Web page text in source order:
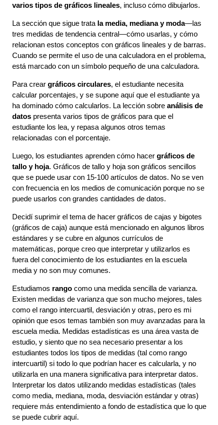
varios tipos de gráficos lineales, incluso cómo dibujarlos.
La sección que sigue trata la media, mediana y moda—las
tres medidas de tendencia central—cómo usarlas, y cómo
relacionan estos conceptos con gráficos lineales y de barras.
Cuando se permite el uso de una calculadora en el problema,
está marcado con un símbolo pequeño de una calculadora.
Para crear gráficos circulares, el estudiante necesita
calcular porcentajes, y se supone aquí que el estudiante ya
ha dominado cómo calcularlos. La lección sobre análisis de
datos presenta varios tipos de gráficos para que el
estudiante los lea, y repasa algunos otros temas
relacionadas con el porcentaje.
Luego, los estudiantes aprenden cómo hacer gráficos de
tallo y hoja. Gráficos de tallo y hoja son gráficos sencillos
que se puede usar con 15-100 artículos de datos. No se ven
con frecuencia en los medios de comunicación porque no se
puede usarlos con grandes cantidades de datos.
Decidí suprimir el tema de hacer gráficos de cajas y bigotes
(gráficos de caja) aunque está mencionado en algunos libros
estándares y se cubre en algunos currículos de
matemáticas, porque creo que interpretar y utilizarlos es
fuera del conocimiento de los estudiantes en la escuela
media y no son muy comunes.
Estudiamos rango como una medida sencilla de varianza.
Existen medidas de varianza que son mucho mejores, tales
como el rango intercuartil, desviación y otras, pero es mi
opinión que esos temas también son muy avanzadas para la
escuela media. Medidas estadísticas es una área vasta de
estudio, y siento que no sea necesario presentar a los
estudiantes todos los tipos de medidas (tal como rango
intercuartil) si todo lo que podrían hacer es calcularla, y no
utilizarla en una manera significativa para interpretar datos.
Interpretar los datos utilizando medidas estadísticas (tales
como media, mediana, moda, desviación estándar y otras)
requiere más entendimiento a fondo de estadística que lo que
se puede cubrir aquí.